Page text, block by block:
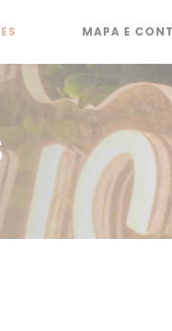
MAPA E